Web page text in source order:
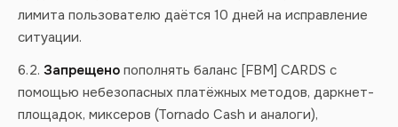
лимита пользователю даётся 10 дней на исправление
ситуации.
6.2. Запрещено пополнять баланс [FBM] CARDS с
помощью небезопасных платёжных методов, даркнет-
площадок, миксеров (Tornado Cash и аналоги),